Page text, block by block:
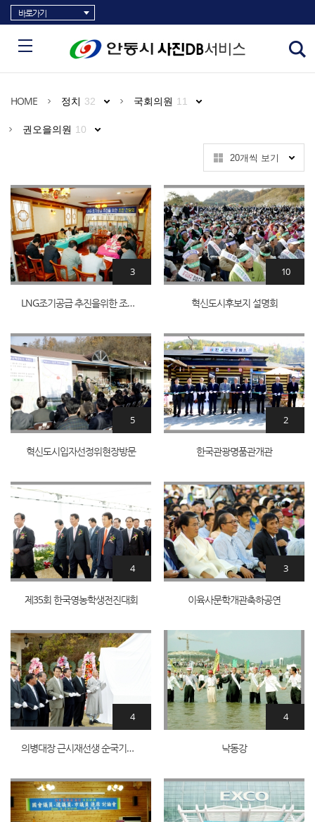
바로가기
HOME 정치 32 국회의원 11
권오을의원 10
20개씩 보기
LNG조기공급 추진을위한 조찬 간담회
3
혁신도시후보지 설명회
10
혁신도시입자선정위현장방문
5
한국관광명품관개관
2
제35회 한국영농학생전진대회
4
이육사문학개관축하공연
3
의병대장 근시재선생 순국기념비제막
4
낙동강
4